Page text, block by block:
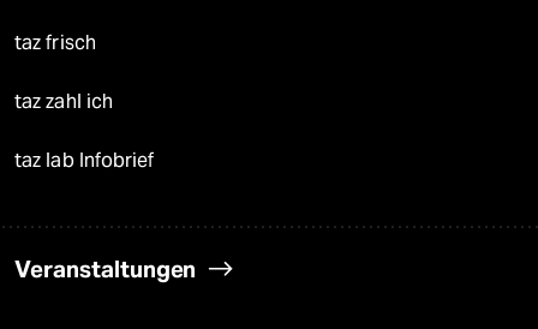
taz frisch
taz zahl ich
taz lab Infobrief
Veranstaltungen